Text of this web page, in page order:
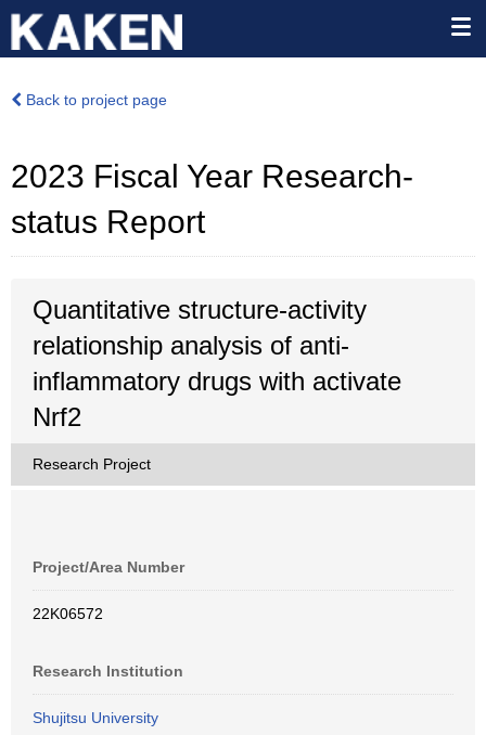
Back to project page
2023 Fiscal Year Research-
status Report
Quantitative structure-activity
relationship analysis of anti-
inflammatory drugs with activate
Nrf2
Research Project
Project/Area Number
22K06572
Research Institution
Shujitsu University